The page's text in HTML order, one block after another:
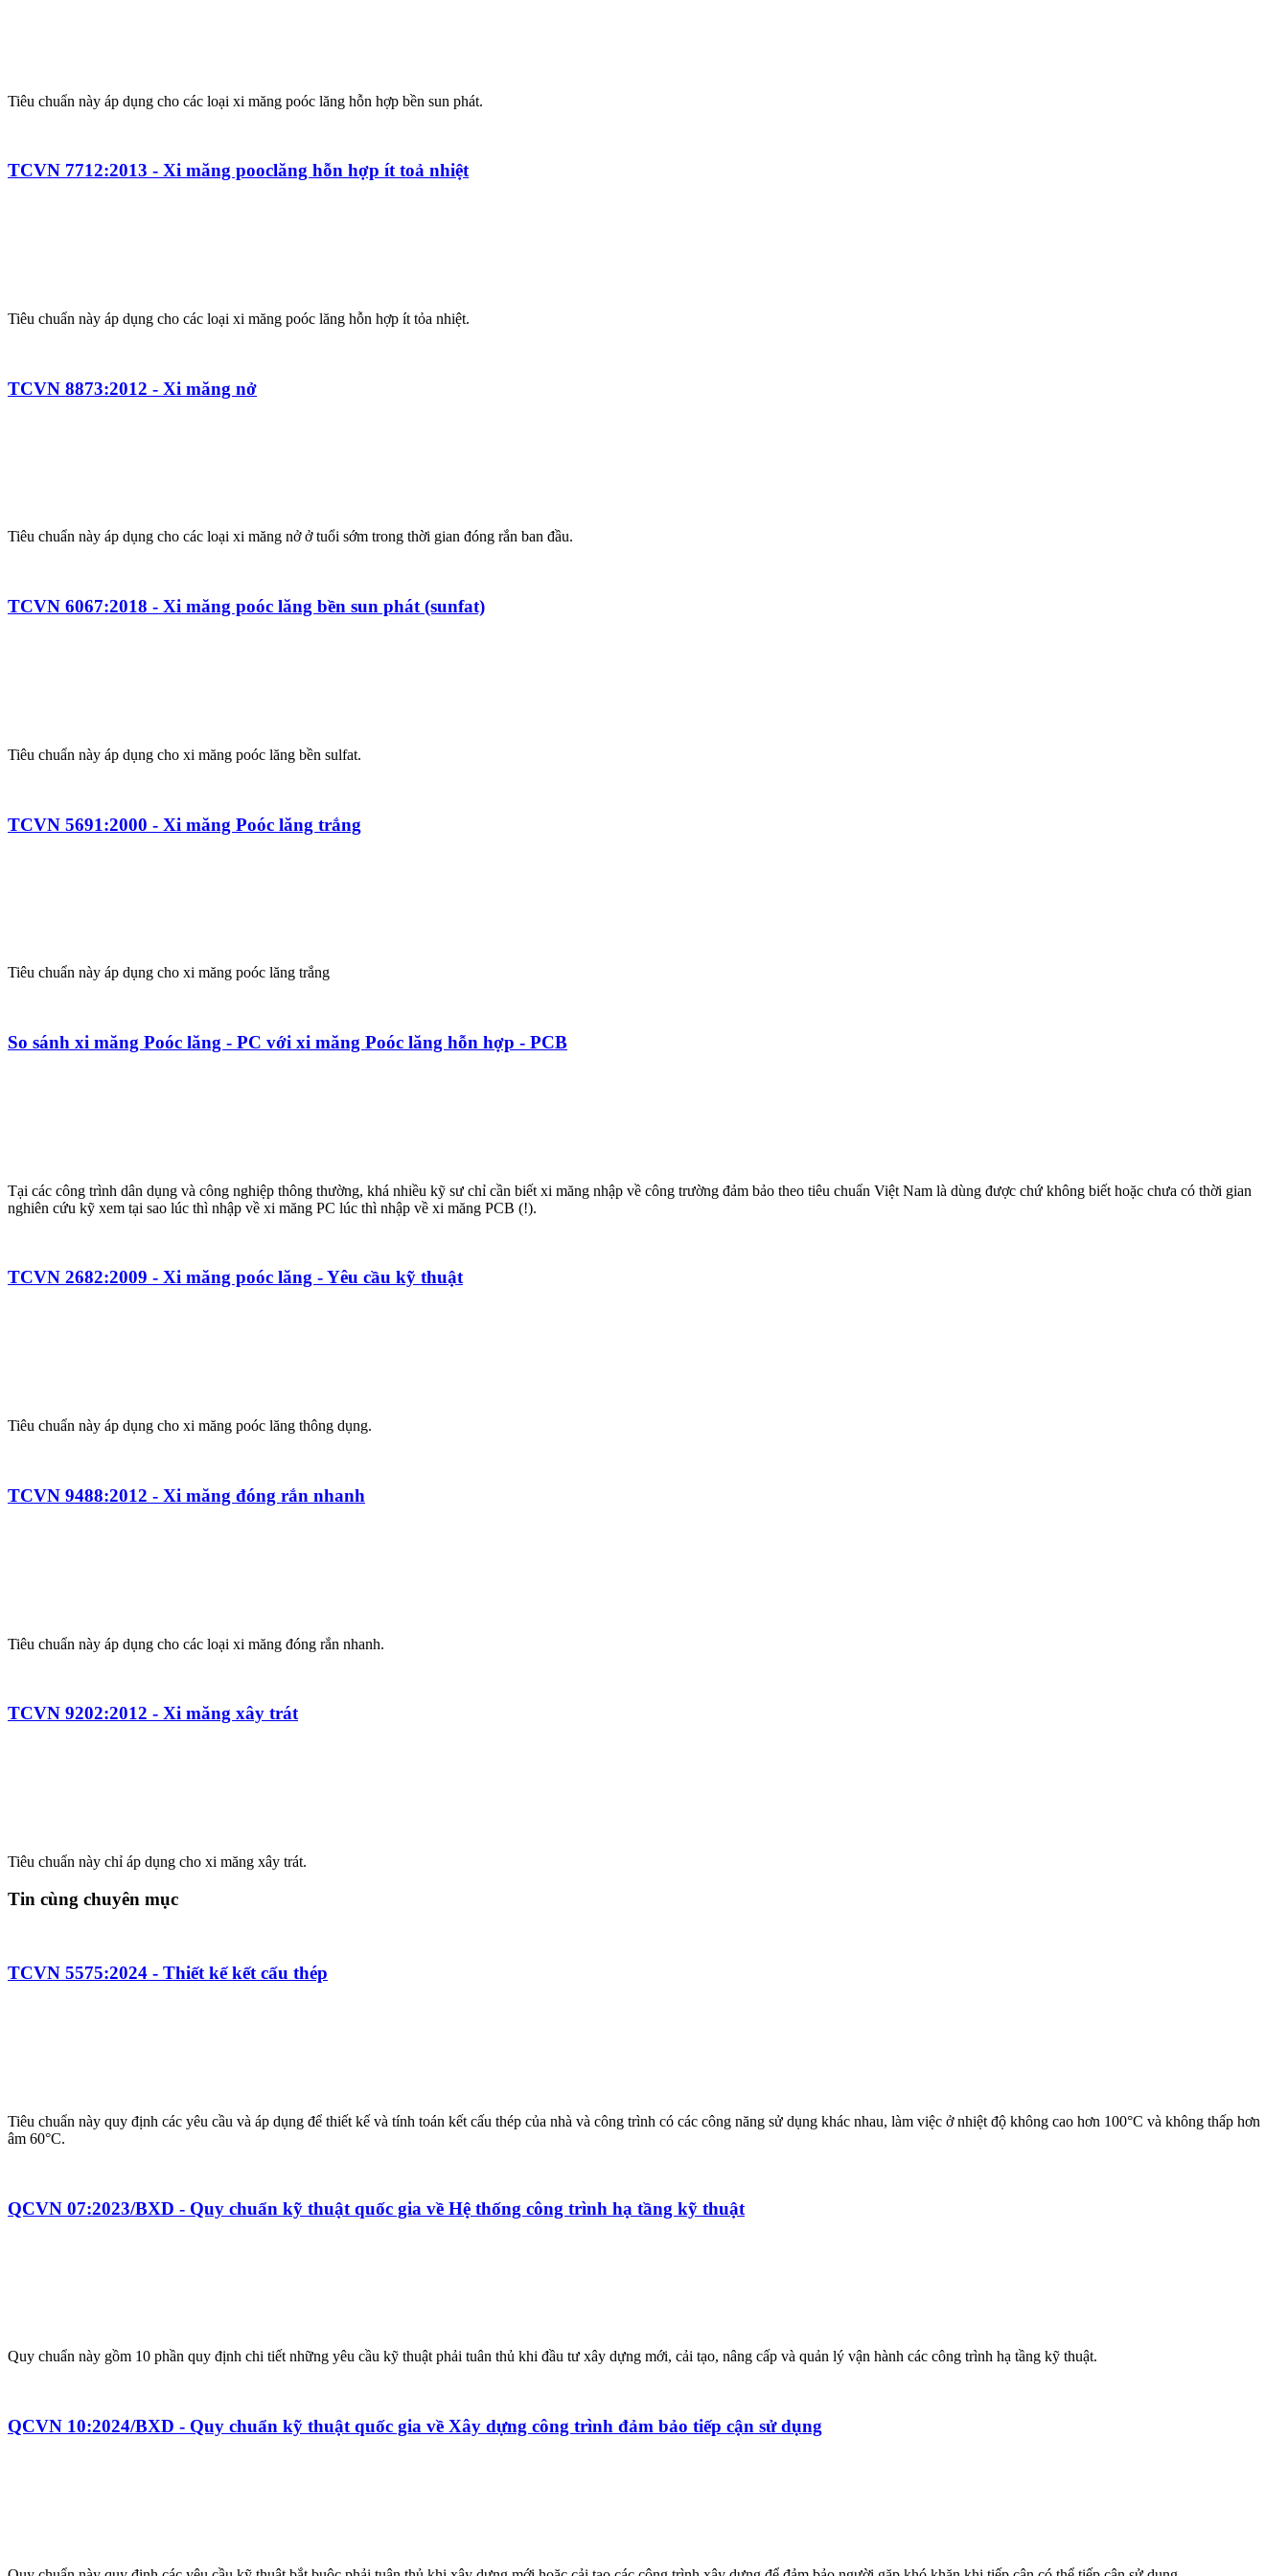
Tiêu chuẩn này áp dụng cho các loại xi măng poóc lăng hỗn hợp bền sun phát.
TCVN 7712:2013 - Xi măng pooclăng hỗn hợp ít toả nhiệt
Tiêu chuẩn này áp dụng cho các loại xi măng poóc lăng hỗn hợp ít tỏa nhiệt.
TCVN 8873:2012 - Xi măng nở
Tiêu chuẩn này áp dụng cho các loại xi măng nở ở tuổi sớm trong thời gian đóng rắn ban đầu.
TCVN 6067:2018 - Xi măng poóc lăng bền sun phát (sunfat)
Tiêu chuẩn này áp dụng cho xi măng poóc lăng bền sulfat.
TCVN 5691:2000 - Xi măng Poóc lăng trắng
Tiêu chuẩn này áp dụng cho xi măng poóc lăng trắng
So sánh xi măng Poóc lăng - PC với xi măng Poóc lăng hỗn hợp - PCB
Tại các công trình dân dụng và công nghiệp thông thường, khá nhiều kỹ sư chỉ cần biết xi măng nhập về công trường đảm bảo theo tiêu chuẩn Việt Nam là dùng được chứ không biết hoặc chưa có thời gian
nghiên cứu kỹ xem tại sao lúc thì nhập về xi măng PC lúc thì nhập về xi măng PCB (!).
TCVN 2682:2009 - Xi măng poóc lăng - Yêu cầu kỹ thuật
Tiêu chuẩn này áp dụng cho xi măng poóc lăng thông dụng.
TCVN 9488:2012 - Xi măng đóng rắn nhanh
Tiêu chuẩn này áp dụng cho các loại xi măng đóng rắn nhanh.
TCVN 9202:2012 - Xi măng xây trát
Tiêu chuẩn này chỉ áp dụng cho xi măng xây trát.
Tin cùng chuyên mục
TCVN 5575:2024 - Thiết kế kết cấu thép
Tiêu chuẩn này quy định các yêu cầu và áp dụng để thiết kế và tính toán kết cấu thép của nhà và công trình có các công năng sử dụng khác nhau, làm việc ở nhiệt độ không cao hơn 100°C và không thấp hơn
âm 60°C.
QCVN 07:2023/BXD - Quy chuẩn kỹ thuật quốc gia về Hệ thống công trình hạ tầng kỹ thuật
Quy chuẩn này gồm 10 phần quy định chi tiết những yêu cầu kỹ thuật phải tuân thủ khi đầu tư xây dựng mới, cải tạo, nâng cấp và quản lý vận hành các công trình hạ tầng kỹ thuật.
QCVN 10:2024/BXD - Quy chuẩn kỹ thuật quốc gia về Xây dựng công trình đảm bảo tiếp cận sử dụng